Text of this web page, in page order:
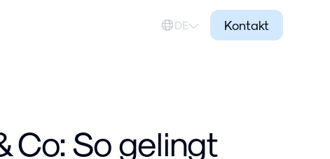
DE Kontakt
Co: So gelingt